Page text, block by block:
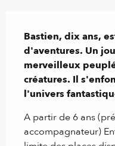
Bastien, dix ans,
d'aventures. Un
merveilleux
créatures. Il
l'univers
A partir de 6 ans
accompagnateur)